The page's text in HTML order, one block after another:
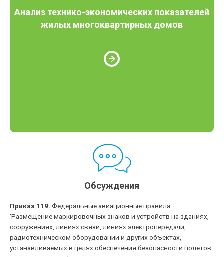
Анализ технико-экономических показателей
жилых многоквартирных домов
Обсуждения
Приказ 119. Федеральные авиационные правила
'Размещение маркировочных знаков и устройств на зданиях,
сооружениях, линиях связи, линиях электропередачи,
радиотехническом оборудовании и других объектах,
устанавливаемых в целях обеспечения безопасности полетов